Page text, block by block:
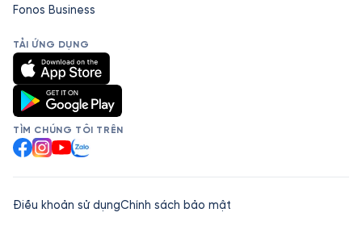
Fonos Business
TẢI ỨNG DỤNG
TÌM CHÚNG TÔI TRÊN
Facebook
Instagram
YouTube
Zalo
Điều khoản sử dụngChính sách bảo mật